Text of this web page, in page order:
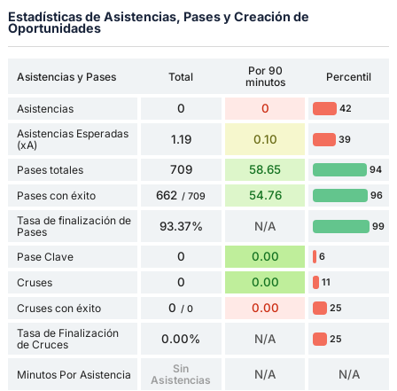
Estadísticas de Asistencias, Pases y Creación de
Oportunidades
Asistencias y Pases Total
Por 90
minutos
Percentil
Asistencias 0 0 42
Asistencias Esperadas
(xA)
1.19 0.10 39
Pases totales 709 58.65 94
Pases con éxito 662 / 709 54.76 96
Tasa de finalización de
Pases
93.37% N/A 99
Pase Clave 0 0.00 6
Cruses 0 0.00 11
Cruses con éxito 0 / 0 0.00 25
Tasa de Finalización
de Cruces
0.00% N/A 25
Minutos Por Asistencia
Sin
Asistencias
N/A N/A